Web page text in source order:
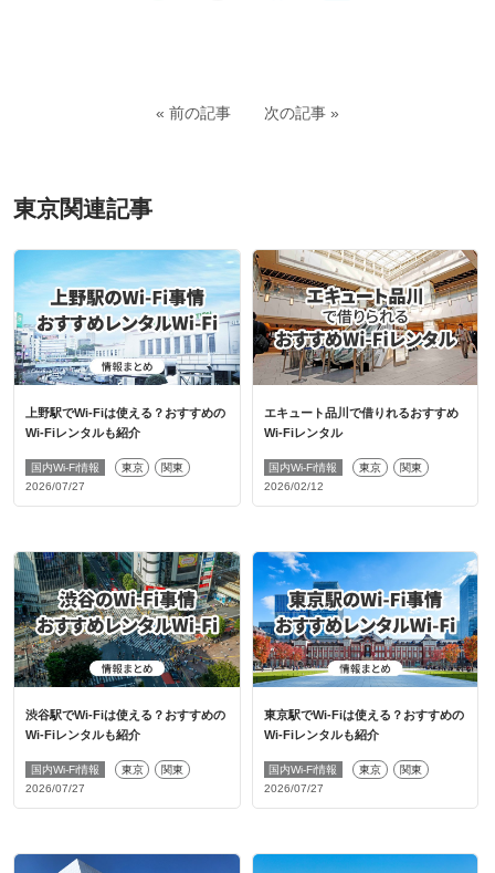
前の記事 次の記事
東京関連記事
上野駅でWi-Fiは使える？おすすめの
Wi-Fiレンタルも紹介
国内Wi-Fi情報 東京
関東
2026/07/27
エキュート品川で借りれるおすすめ
Wi-Fiレンタル
国内Wi-Fi情報 東京
関東
2026/02/12
渋谷駅でWi-Fiは使える？おすすめの
Wi-Fiレンタルも紹介
国内Wi-Fi情報 東京
関東
2026/07/27
東京駅でWi-Fiは使える？おすすめの
Wi-Fiレンタルも紹介
国内Wi-Fi情報 東京
関東
2026/07/27